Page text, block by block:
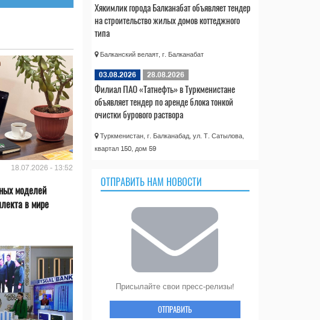
18.07.2026 - 13:52
моделей
в мире
Хякимлик города Балканабат объявляет тендер
на строительство жилых домов коттеджного
типа
Балканский велаят, г. Балканабат
03.08.2026 28.08.2026
Филиал ПАО «Татнефть» в Туркменистане
объявляет тендер по аренде блока тонкой
очистки бурового раствора
Туркменистан, г. Балканабад, ул. Т. Сатылова,
квартал 150, дом 59
ОТПРАВИТЬ НАМ НОВОСТИ
Присылайте свои пресс-релизы!
ОТПРАВИТЬ